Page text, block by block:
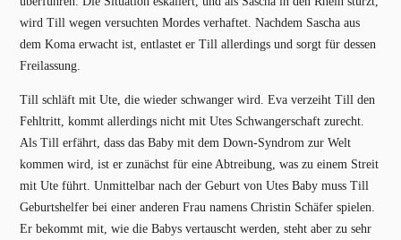
wird Till wegen versuchten Mordes verhaftet. Nachdem Sascha aus
dem Koma erwacht ist, entlastet er Till allerdings und sorgt für dessen
Freilassung.
Till schläft mit Ute, die wieder schwanger wird. Eva verzeiht Till den
Fehltritt, kommt allerdings nicht mit Utes Schwangerschaft zurecht.
Als Till erfährt, dass das Baby mit dem Down-Syndrom zur Welt
kommen wird, ist er zunächst für eine Abtreibung, was zu einem Streit
mit Ute führt. Unmittelbar nach der Geburt von Utes Baby muss Till
Geburtshelfer bei einer anderen Frau namens Christin Schäfer spielen.
Er bekommt mit, wie die Babys vertauscht werden, steht aber zu sehr